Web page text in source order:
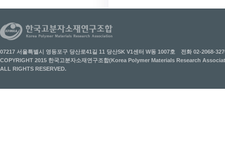
07217 서울특별시 영등포구 당산로41길 11 당산SK V1센터 W동 1007호
전화 02-2068-
COPYRIGHT 2015 한국고분자소재연구조합(Korea Polymer Materials Research
ALL RIGHTS RESERVED.